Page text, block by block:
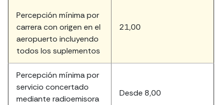
Percepción mínima por
carrera con origen en el
aeropuerto incluyendo
todos los suplementos
21,00
Percepción mínima por
servicio concertado
mediante radioemisora
Desde 8,00